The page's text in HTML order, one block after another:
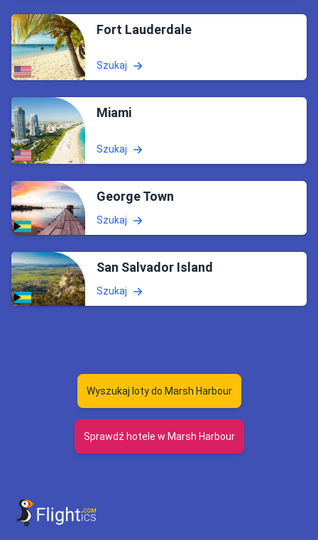
Fort Lauderdale
Szukaj
Miami
Szukaj
George Town
Szukaj
San Salvador Island
Szukaj
Wyszukaj loty do Marsh Harbour
Sprawdź hotele w Marsh Harbour